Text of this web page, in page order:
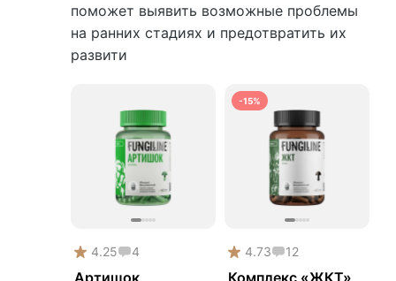
поможет выявить возможные проблемы
на ранних стадиях и предотвратить их
развити
4.25 4
Артишок
-15%
4.73 12
Комплекс «ЖКТ»